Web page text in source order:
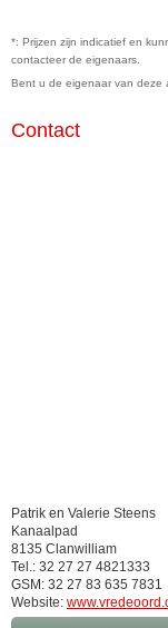
*: Prijzen zijn indicatief en
contacteer de eigenaars.
Bent u de eigenaar van deze
Contact
Patrik en Valerie Steens
Kanaalpad
8135 Clanwilliam
Tel.: 32 27 27 4821333
GSM: 32 27 83 635 7831
Website: